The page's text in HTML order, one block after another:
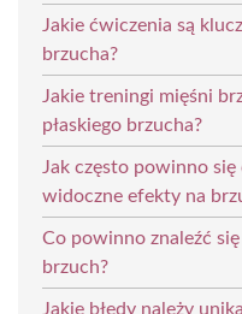
Jakie ćwiczenia są
brzucha?
Jakie treningi mięśni
płaskiego brzucha?
Jak często powinno
widoczne efekty na
Co powinno znaleźć
brzuch?
Jakie błędy należy